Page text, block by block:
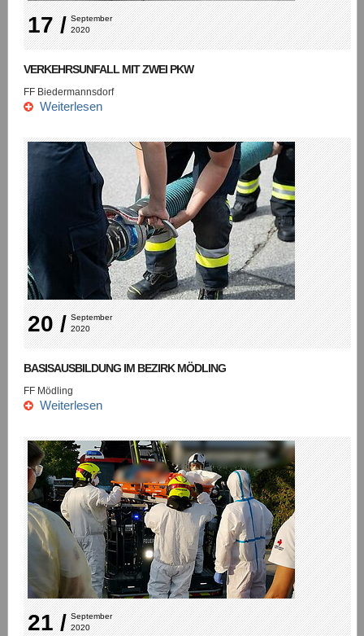
17 / September
2020
VERKEHRSUNFALL MIT ZWEI PKW
FF Biedermannsdorf
Weiterlesen
20 / September
2020
BASISAUSBILDUNG IM BEZIRK MÖDLING
FF Mödling
Weiterlesen
21 / September
2020